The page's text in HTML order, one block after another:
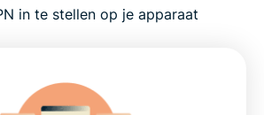
in te stellen op je apparaat